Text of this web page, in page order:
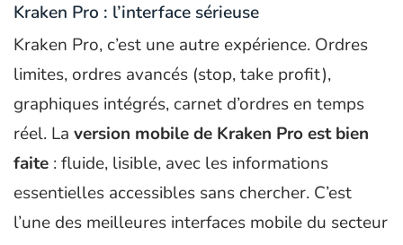
Kraken Pro : l’interface sérieuse
Kraken Pro, c’est une autre expérience. Ordres
limites, ordres avancés (stop, take profit),
graphiques intégrés, carnet d’ordres en temps
réel. La version mobile de Kraken Pro est bien
faite : fluide, lisible, avec les informations
essentielles accessibles sans chercher. C’est
l’une des meilleures interfaces mobile du secteur